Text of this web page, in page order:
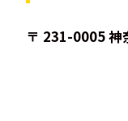
〒 231-0005 神